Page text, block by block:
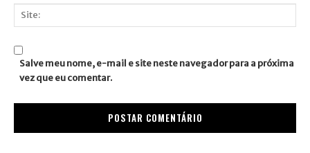
mail:*
Salve meu nome, e-mail e site neste navegador para a próxima
vez que eu comentar.